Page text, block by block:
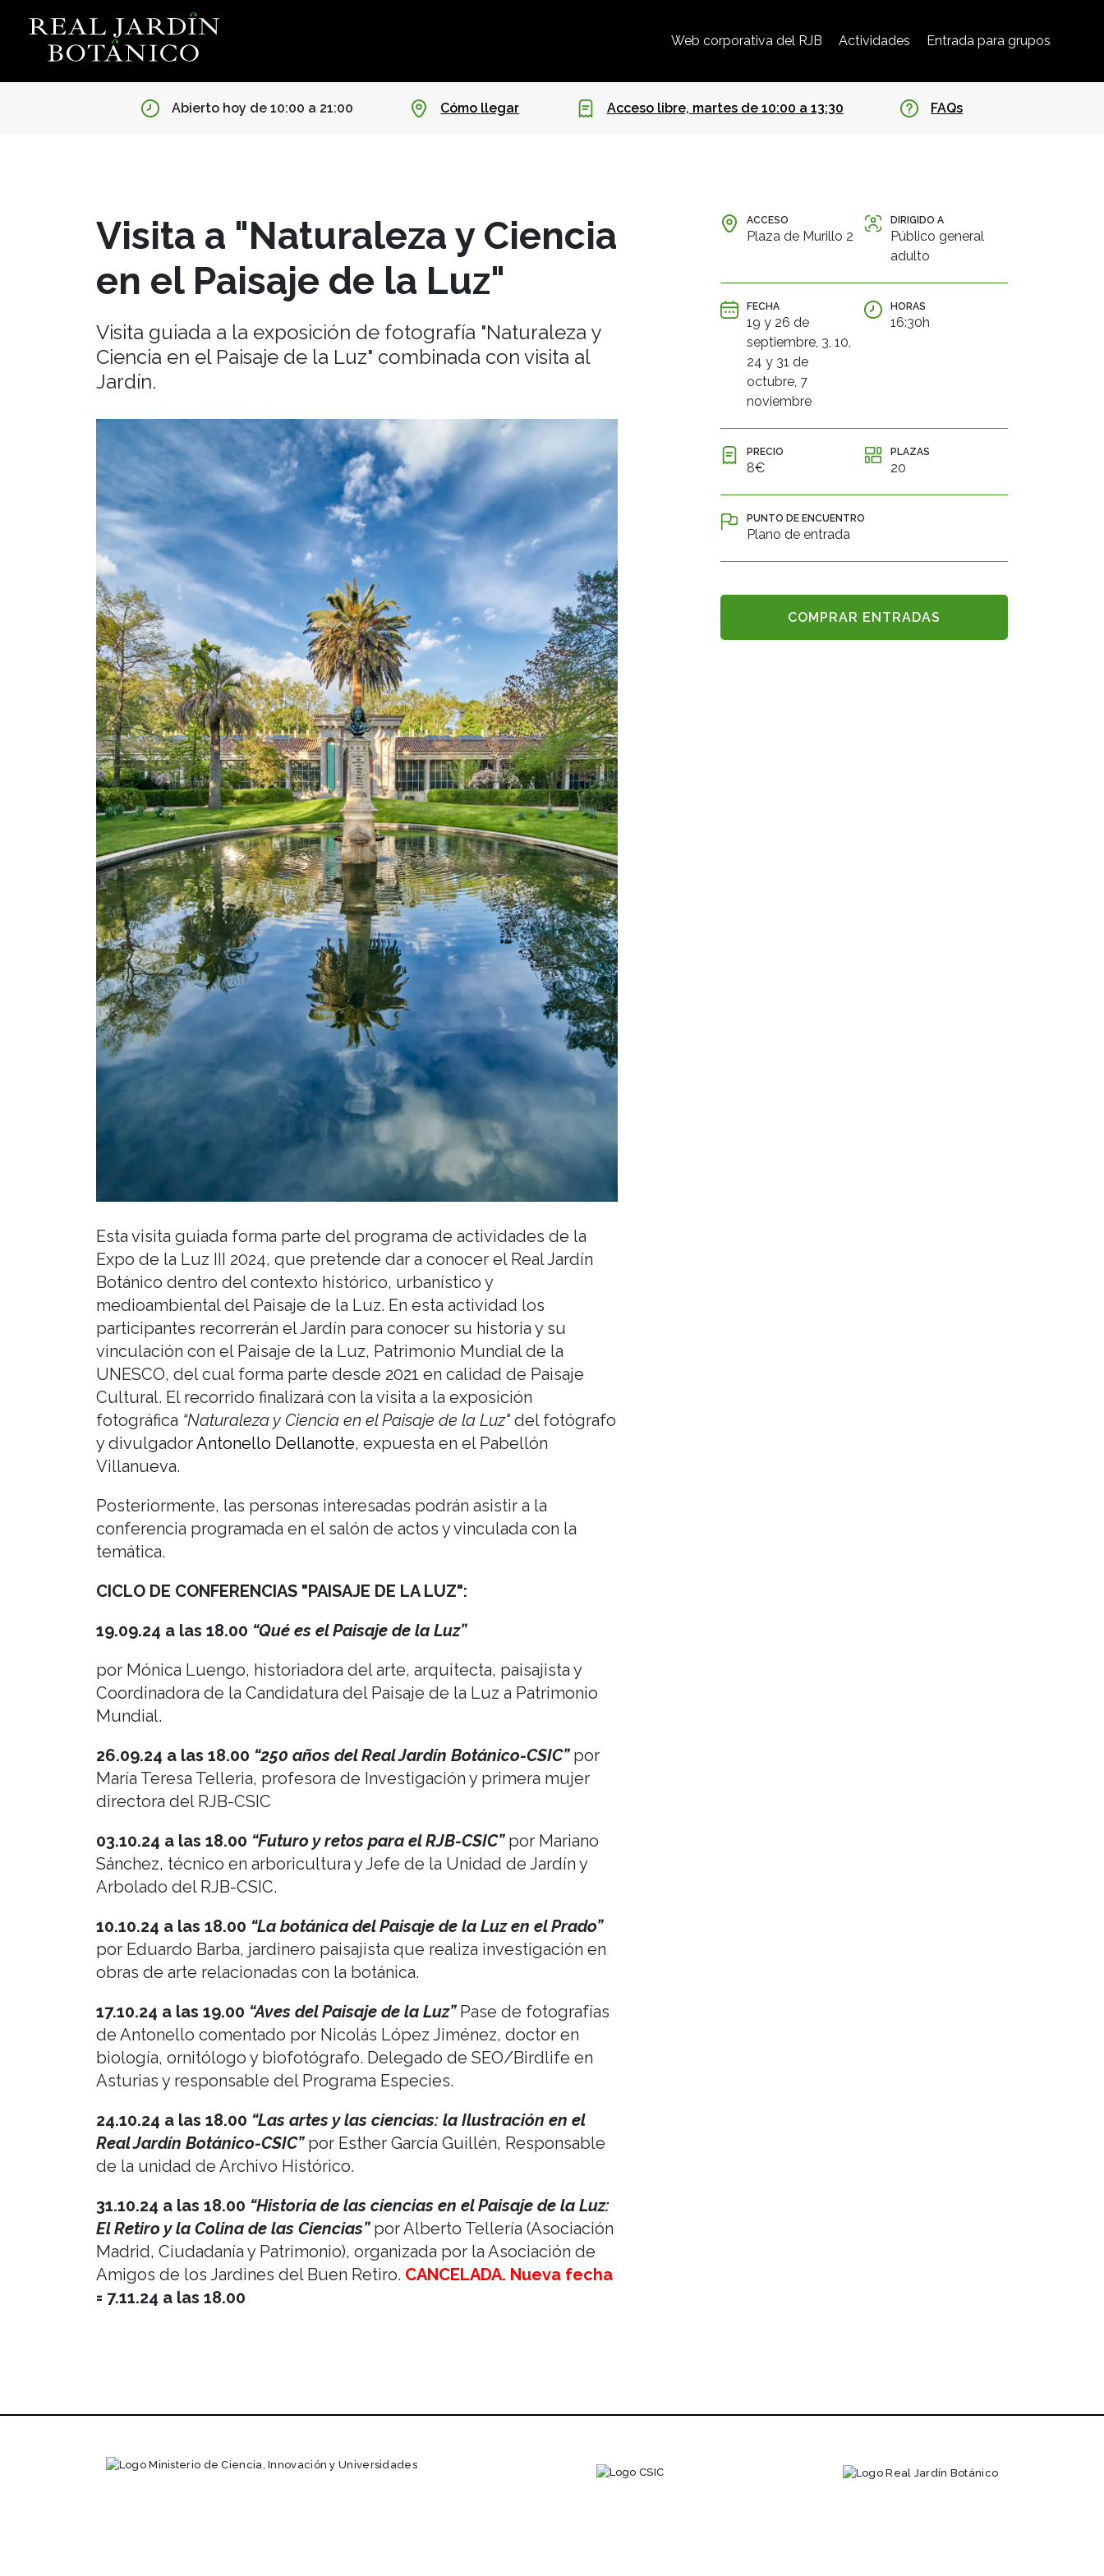
Web corporativa del RJB Actividades Entrada para grupos
Abierto hoy de 10:00 a 21:00 Cómo llegar Acceso libre, martes de 10:00 a 13:30 FAQs
Visita a "Naturaleza y Ciencia
en el Paisaje de la Luz"
Visita guiada a la exposición de fotografía "Naturaleza y
Ciencia en el Paisaje de la Luz" combinada con visita al
Jardín.
Esta visita guiada forma parte del programa de actividades de la
Expo de la Luz III 2024, que pretende dar a conocer el Real Jardín
Botánico dentro del contexto histórico, urbanístico y
medioambiental del Paisaje de la Luz. En esta actividad los
participantes recorrerán el Jardín para conocer su historia y su
vinculación con el Paisaje de la Luz, Patrimonio Mundial de la
UNESCO, del cual forma parte desde 2021 en calidad de Paisaje
Cultural. El recorrido finalizará con la visita a la exposición
fotográfica “Naturaleza y Ciencia en el Paisaje de la Luz" del fotógrafo
y divulgadorAntonello Dellanotte, expuesta en el Pabellón
Villanueva.
Posteriormente, las personas interesadas podrán asistir a la
conferencia programada en el salón de actos y vinculada con la
temática.
CICLO DE CONFERENCIAS "PAISAJE DE LA LUZ":
19.09.24 a las 18.00 “Qué es el Paisaje de la Luz”
por Mónica Luengo, historiadora del arte, arquitecta, paisajista y
Coordinadora de la Candidatura del Paisaje de la Luz a Patrimonio
Mundial.
26.09.24 a las 18.00 “250 años del Real Jardín Botánico-CSIC” por
María Teresa Telleria, profesora de Investigación y primera mujer
directora del RJB-CSIC
03.10.24 a las 18.00 “Futuro y retos para el RJB-CSIC”por Mariano
Sánchez, técnico en arboricultura y Jefe de la Unidad de Jardín y
Arbolado del RJB-CSIC.
10.10.24 a las 18.00 “La botánica del Paisaje de la Luz en el Prado”
por Eduardo Barba, jardinero paisajista que realiza investigación en
obras de arte relacionadas con la botánica.
17.10.24 a las 19.00 “Aves del Paisaje de la Luz”Pase de fotografías
de Antonello comentado por Nicolás López Jiménez, doctor en
biología, ornitólogo y biofotógrafo. Delegado de SEO/Birdlife en
Asturias y responsable del Programa Especies.
24.10.24 a las 18.00 “Las artes y las ciencias: la Ilustración en el
Real Jardín Botánico-CSIC”por Esther García Guillén, Responsable
de la unidad de Archivo Histórico.
31.10.24 a las 18.00 “Historia de las ciencias en el Paisaje de la Luz:
El Retiro y la Colina de las Ciencias” por Alberto Tellería (Asociación
Madrid, Ciudadanía y Patrimonio), organizada por la Asociación de
Amigos de los Jardines del Buen Retiro. CANCELADA. Nueva fecha
= 7.11.24 a las 18.00
ACCESO
Plaza de Murillo 2
DIRIGIDO A
Público general
adulto
FECHA
19 y 26 de
septiembre, 3, 10,
24 y 31 de
octubre, 7
noviembre
HORAS
16:30h
PRECIO
8€
PLAZAS
20
PUNTO DE ENCUENTRO
Plano de entrada
COMPRAR ENTRADAS